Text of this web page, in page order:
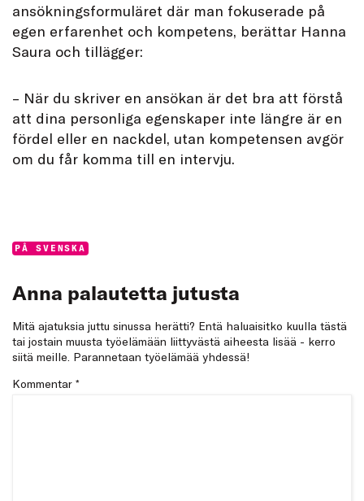
ansökningsformuläret där man fokuserade på
egen erfarenhet och kompetens, berättar Hanna
Saura och tillägger:
– När du skriver en ansökan är det bra att förstå
att dina personliga egenskaper inte längre är en
fördel eller en nackdel, utan kompetensen avgör
om du får komma till en intervju.
Categories:
PÅ SVENSKA
Anna palautetta jutusta
Mitä ajatuksia juttu sinussa herätti? Entä haluaisitko kuulla tästä
tai jostain muusta työelämään liittyvästä aiheesta lisää - kerro
siitä meille. Parannetaan työelämää yhdessä!
Kommentar *